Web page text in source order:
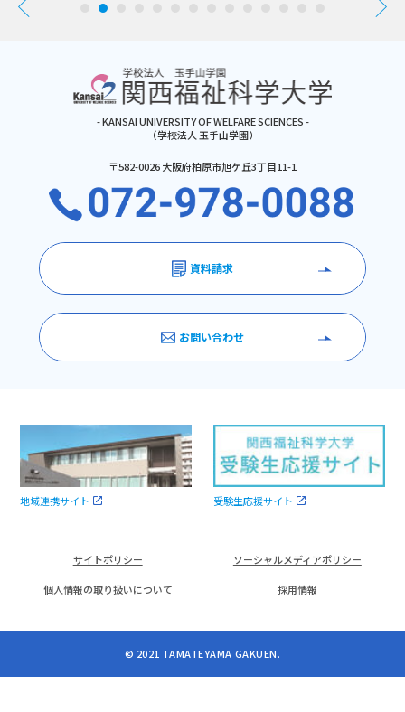
- KANSAI UNIVERSITY OF WELFARE SCIENCES -
（学校法人 玉手山学園）
〒582-0026 大阪府柏原市旭ケ丘3丁目11-1
資料請求
お問い合わせ
地域連携サイト 受験生応援サイト
サイトポリシー ソーシャルメディアポリシー
個人情報の取り扱いについて 採用情報
© 2021 TAMATEYAMA GAKUEN.